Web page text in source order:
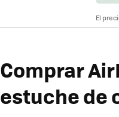
El
Comprar
estuche de